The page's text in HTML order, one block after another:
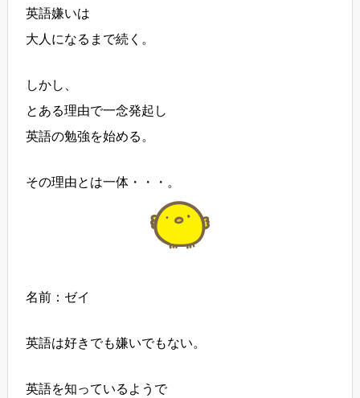
英語嫌いは
大人になるまで続く。
しかし、
とある理由で一念発起し
英語の勉強を始める。
その理由とは一体・・・。
名前：ゼイ
英語は好きでも嫌いでもない。
英語を知っているようで